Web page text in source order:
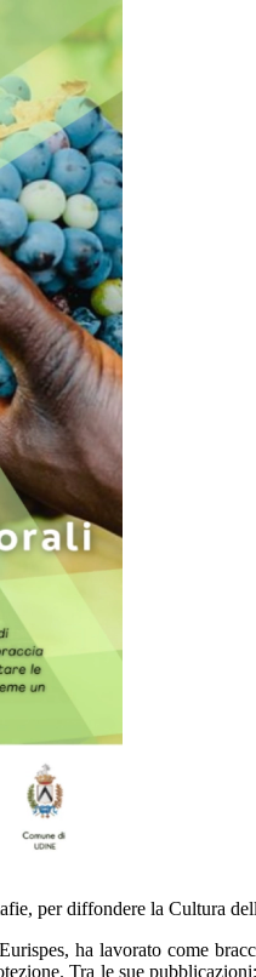
per diffondere la Cultura
ha lavorato come
Tra le sue pubblicazioni: